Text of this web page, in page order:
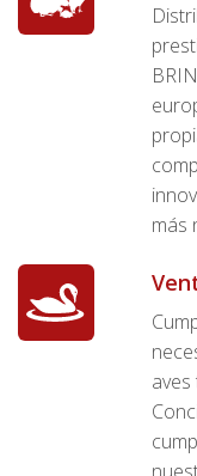
más